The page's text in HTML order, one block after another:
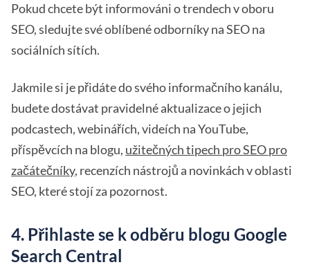
Pokud chcete být informováni o trendech v oboru
SEO, sledujte své oblíbené odborníky na SEO na
sociálních sítích.
Jakmile si je přidáte do svého informačního kanálu,
budete dostávat pravidelné aktualizace o jejich
podcastech, webinářích, videích na YouTube,
příspěvcích na blogu, užitečných tipech pro SEO pro
začátečníky, recenzích nástrojů a novinkách v oblasti
SEO, které stojí za pozornost.
4. Přihlaste se k odběru blogu Google
Search Central